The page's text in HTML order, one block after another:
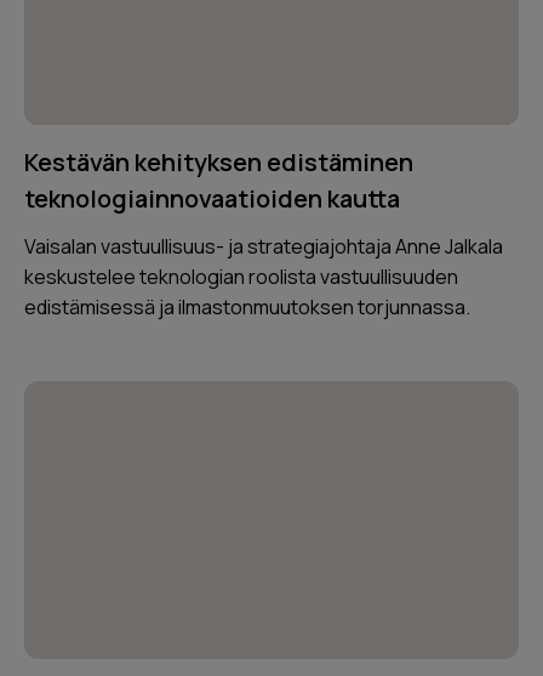
Kestävän kehityksen edistäminen
teknologiainnovaatioiden kautta
Vaisalan vastuullisuus- ja strategiajohtaja Anne Jalkala
keskustelee teknologian roolista vastuullisuuden
edistämisessä ja ilmastonmuutoksen torjunnassa.